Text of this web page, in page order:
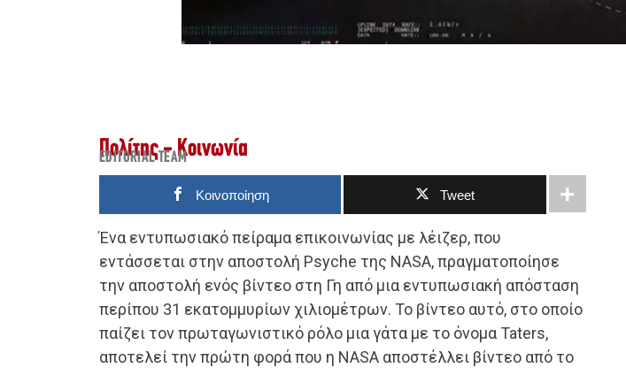
Πολίτης - Κοινωνία
EDITORIAL TEAM
Κοινοποίηση Tweet
Ένα εντυπωσιακό πείραμα επικοινωνίας με λέιζερ, που
εντάσσεται στην αποστολή Psyche της NASA, πραγματοποίησε
την αποστολή ενός βίντεο στη Γη από μια εντυπωσιακή απόσταση
περίπου 31 εκατομμυρίων χιλιομέτρων. Το βίντεο αυτό, στο οποίο
παίζει τον πρωταγωνιστικό ρόλο μια γάτα με το όνομα Taters,
αποτελεί την πρώτη φορά που η NASA αποστέλλει βίντεο από το